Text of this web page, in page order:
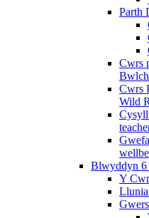
Parth
Cwrs
Cwrs
Wild
Blwyddyn 6
Y